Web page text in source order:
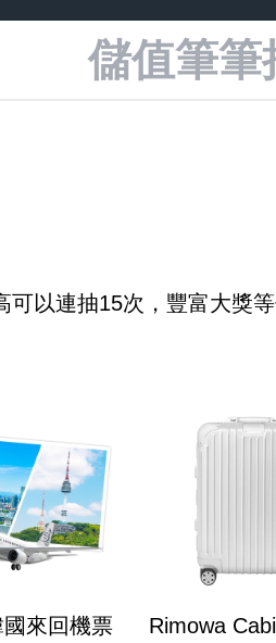
儲值筆筆
以連抽15次，豐富大獎等
國來回機票
Rimowa